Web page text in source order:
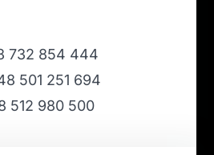
732 854 444
501 251 694
512 980 500